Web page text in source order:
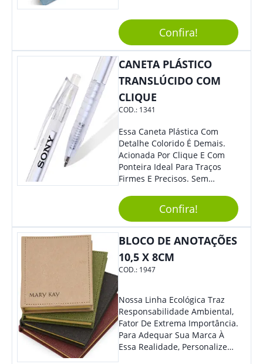
Anotações Com Post-It E
Caneta. Elaborado A Partir De
Material Reciclado, O Brinde
Também É Prático, Tornando-
Se Assim Excelente Para Uso
Cotidiano. Perfeito, Não É?!
Confira!
CANETA PLÁSTICO
TRANSLÚCIDO COM
CLIQUE
COD.: 1341
Essa Caneta Plástica Com
Detalhe Colorido É Demais.
Acionada Por Clique E Com
Ponteira Ideal Para Traços
Firmes E Precisos. Sem
Brinde Para Representar Sua
Marca. Dimensões: 1.6 Cm X
14 Cm X 1.6 Cm
Confira!
BLOCO DE ANOTAÇÕES
10,5 X 8CM
COD.: 1947
Nossa Linha Ecológica Traz
Responsabilidade Ambiental,
Fator De Extrema Importância.
Para Adequar Sua Marca À
Essa Realidade, Personalize